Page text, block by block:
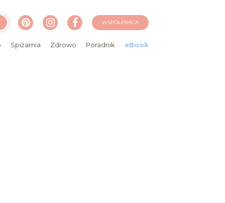
WSPÓŁPRACA
Spiżarnia Zdrowo Poradnik eBook